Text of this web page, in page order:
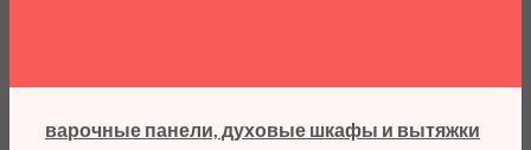
варочные панели, духовые шкафы и вытяжки